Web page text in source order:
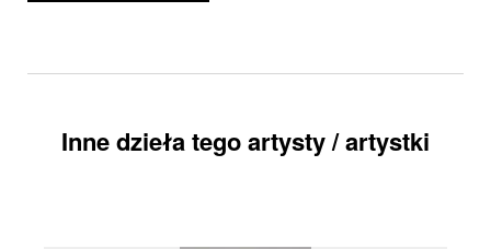
Inne dzieła tego artysty / artystki